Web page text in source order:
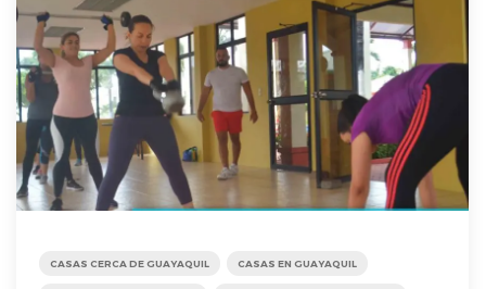
CASAS CERCA DE GUAYAQUIL CASAS EN GUAYAQUIL